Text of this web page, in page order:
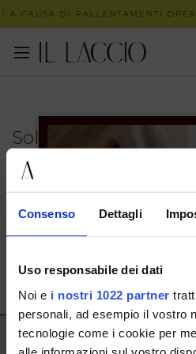
Consenso Dettagli
Uso responsabile dei dati
Noi e i nostri 1022 partner
personali, ad esempio il vostro
tecnologie come i cookie per
A CAUSA DI RALLENTAMENTI
Solo in negozio
PUOI TROVARE QUESTO
NOSTRI PUNTI VENDITA:
customerservice@illaccio.it
IL